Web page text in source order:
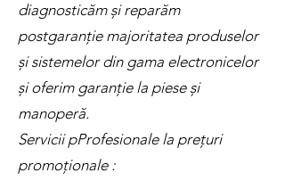
diagnosticăm și reparăm
postgaranție majoritatea produselor
și sistemelor din gama electronicelor
și oferim garanție la piese și
manoperă.
Servicii pProfesionale la prețuri
promoționale :